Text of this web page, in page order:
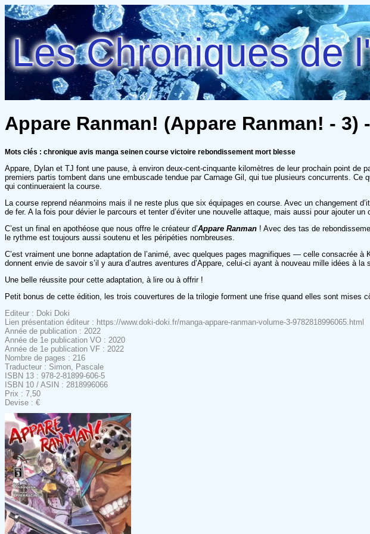
Les Chroniques de
Appare Ranman! (Appare Ranman! - 3)
Mots clés : chronique avis manga seinen course victoire rebondissement mort blesse
Appare, Dylan et TJ font une pause, à environ deux-cent-cinquante kilomètres de leur prochain point
premiers partis tombent dans une embuscade tendue par Carnage Gil, qui tue plusieurs concurrents.
qui continueraient la course.
La course reprend néanmoins mais il ne reste plus que six équipages en course. Avec un changement
de fer. A la fois pour dévier le parcours et tenter d’éviter une nouvelle attaque, mais aussi pour ajouter
C’est un final en apothéose que nous offre le créateur d’Appare Ranman ! Avec des tas de
le rythme est toujours aussi soutenu et les péripéties nombreuses.
C’est vraiment une bonne adaptation de l’animé, avec quelques pages magnifiques — celle consacrée
donnent envie de savoir s’il y aura d’autres aventures d’Appare, celui-ci ayant à nouveau mille idées à la
Une belle réussite pour cette adaptation, à lire ou à offrir !
Petit bonus de cette édition, les trois couvertures de la trilogie forment une frise quand elles sont mises
Editeur : Doki Doki
Lien présentation éditeur : https://www.doki-doki.fr/manga-appare-ranman-volume-3-9782818996065.html
Année de publication : 2022
Année de 1e publication VO : 2020
Année de 1e publication VF : 2022
Nombre de pages : 216
Traducteur : Simon, Pascale
ISBN 13 : 978-2-81899-606-5
ISBN 10 / ASIN : 2818996066
Prix : 7,50
Devise : €